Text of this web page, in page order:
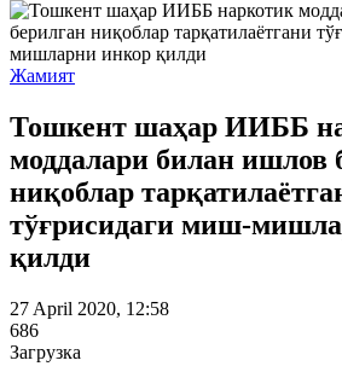
Жамият
Тошкент шаҳар ИИББ
моддалари билан ишлов
ниқоблар
тўғрисидаги миш-
қилди
27 April 2020, 12:58
686
Загрузка